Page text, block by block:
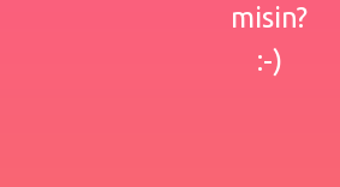
misin?
:-)